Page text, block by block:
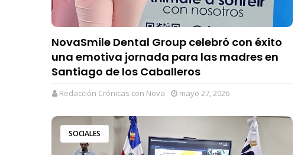
NovaSmile Dental Group celebró con éxito
una emotiva jornada para las madres en
Santiago de los Caballeros
Redacción Crónicas con Nova mayo 27, 2026
SOCIALES